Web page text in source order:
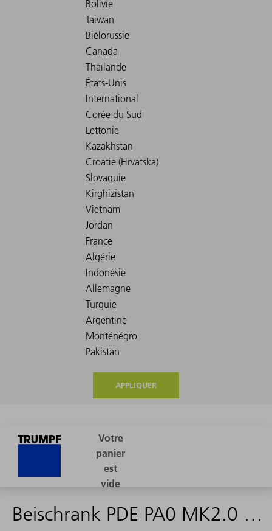
APPLIQUER
Beischrank PDE PA0 MK2.0 - 2467590